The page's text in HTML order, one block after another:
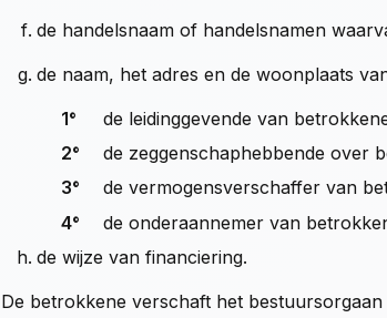
de handelsnaam of handelsnamen
de naam, het adres en de woonplaats
1°
de leidinggevende van
2°
de zeggenschaphebbende over
3°
de vermogensverschaffer van
4°
de onderaannemer van
de wijze van financiering.
De betrokkene verschaft het